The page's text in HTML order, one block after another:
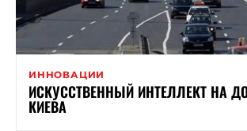
ИННОВАЦИИ
ИСКУССТВЕННЫЙ ИНТЕЛЛЕКТ НА
КИЕВА